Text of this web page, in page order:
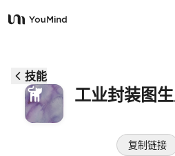
YouMind
使用案例
技能
工业封装图
复制链接